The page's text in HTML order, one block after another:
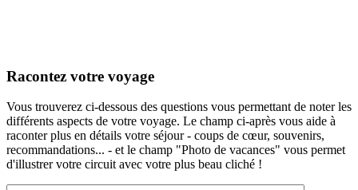
Racontez votre voyage
Vous trouverez ci-dessous des questions vous permettant de noter les
différents aspects de votre voyage. Le champ ci-après vous aide à
raconter plus en détails votre séjour - coups de cœur, souvenirs,
recommandations... - et le champ "Photo de vacances" vous permet
d'illustrer votre circuit avec votre plus beau cliché !